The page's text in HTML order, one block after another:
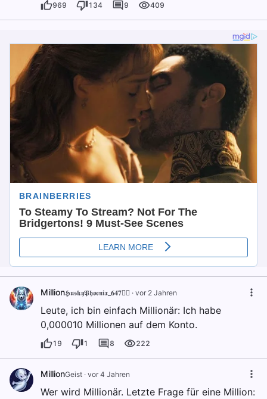
969 134 9 409
Million𝕳𝖚𝖘𝖐𝖞𝕻𝖍𝖔𝖊𝖓𝖎𝖝_𝟔𝟒𝟕🐦‍🔥 · vor 2 Jahren
Leute, ich bin einfach Millionär: Ich habe
0,000010 Millionen auf dem Konto.
19 1 8 222
MillionGeist · vor 4 Jahren
Wer wird Millionär. Letzte Frage für eine Million: